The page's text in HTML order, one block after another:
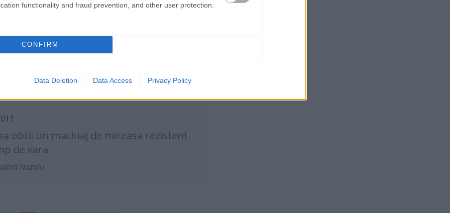
functionality and fraud prevention, and other user protection.
CONFIRM
Data Deletion Data Access Privacy Policy
de mireasa: idei care-ti pun in
Negreanu
obtii un machiaj de mireasa rezistent
de vara
Nazalu